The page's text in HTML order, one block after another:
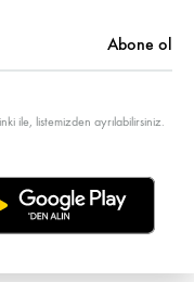
ile, listemizden ayrılabilirsiniz.